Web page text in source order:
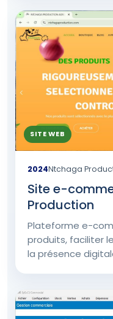
SITE WEB
2024Ntchaga
Site e-
Production
Plateforme e-
produits, faciliter
la présence